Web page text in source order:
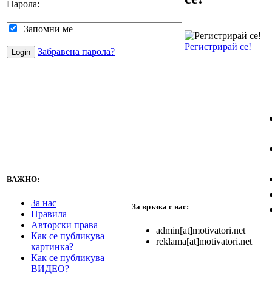
Парола:
Запомни ме
Забравена парола? Регистрирай се!
ВАЖНО:
За нас
Правила
Авторски права
Как се публикува
картинка?
Как се публикува
ВИДЕО?
За връзка с нас:
admin[at]motivatori.net
reklama[at]motivatori.net